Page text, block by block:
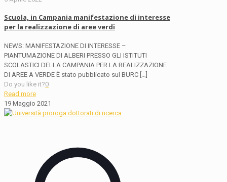
Scuola, in Campania manifestazione di interesse
per la realizzazione di aree verdi
NEWS: MANIFESTAZIONE DI INTERESSE –
PIANTUMAZIONE DI ALBERI PRESSO GLI ISTITUTI
SCOLASTICI DELLA CAMPANIA PER LA REALIZZAZIONE
DI AREE A VERDE È stato pubblicato sul BURC […]
Do you like it?0
Read more
19 Maggio 2021